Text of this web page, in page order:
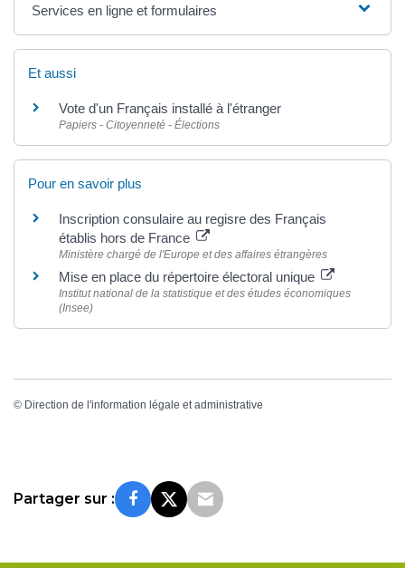
Services en ligne et formulaires
Et aussi
Vote d'un Français installé à l'étranger
Papiers - Citoyenneté - Élections
Pour en savoir plus
Inscription consulaire au regisre des Français
établis hors de France
Ministère chargé de l'Europe et des affaires étrangères
Mise en place du répertoire électoral unique
Institut national de la statistique et des études économiques
(Insee)
© Direction de l'information légale et administrative
Partager sur :